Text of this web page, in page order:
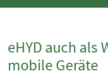
eHYD auch als
mobile Geräte